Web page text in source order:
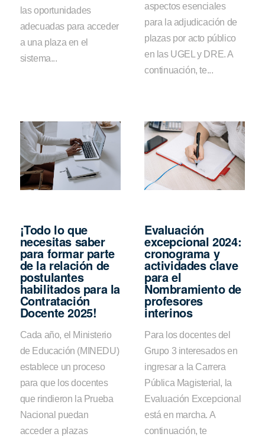
las oportunidades
adecuadas para acceder
a una plaza en el
sistema...
aspectos esenciales
para la adjudicación de
plazas por acto público
en las UGEL y DRE. A
continuación, te...
¡Todo lo que
necesitas saber
para formar parte
de la relación de
postulantes
habilitados para la
Contratación
Docente 2025!
Cada año, el Ministerio
de Educación (MINEDU)
establece un proceso
para que los docentes
que rindieron la Prueba
Nacional puedan
acceder a plazas
Evaluación
excepcional 2024:
cronograma y
actividades clave
para el
Nombramiento de
profesores
interinos
Para los docentes del
Grupo 3 interesados en
ingresar a la Carrera
Pública Magisterial, la
Evaluación Excepcional
está en marcha. A
continuación, te